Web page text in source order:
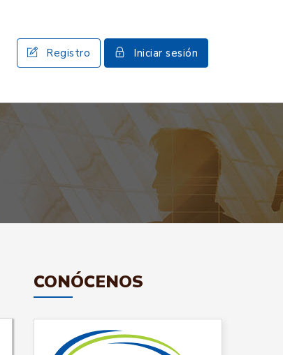
Registro Iniciar sesión
CONÓCENOS